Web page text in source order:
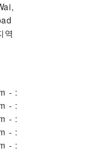
역
- :
- :
- :
- :
- :